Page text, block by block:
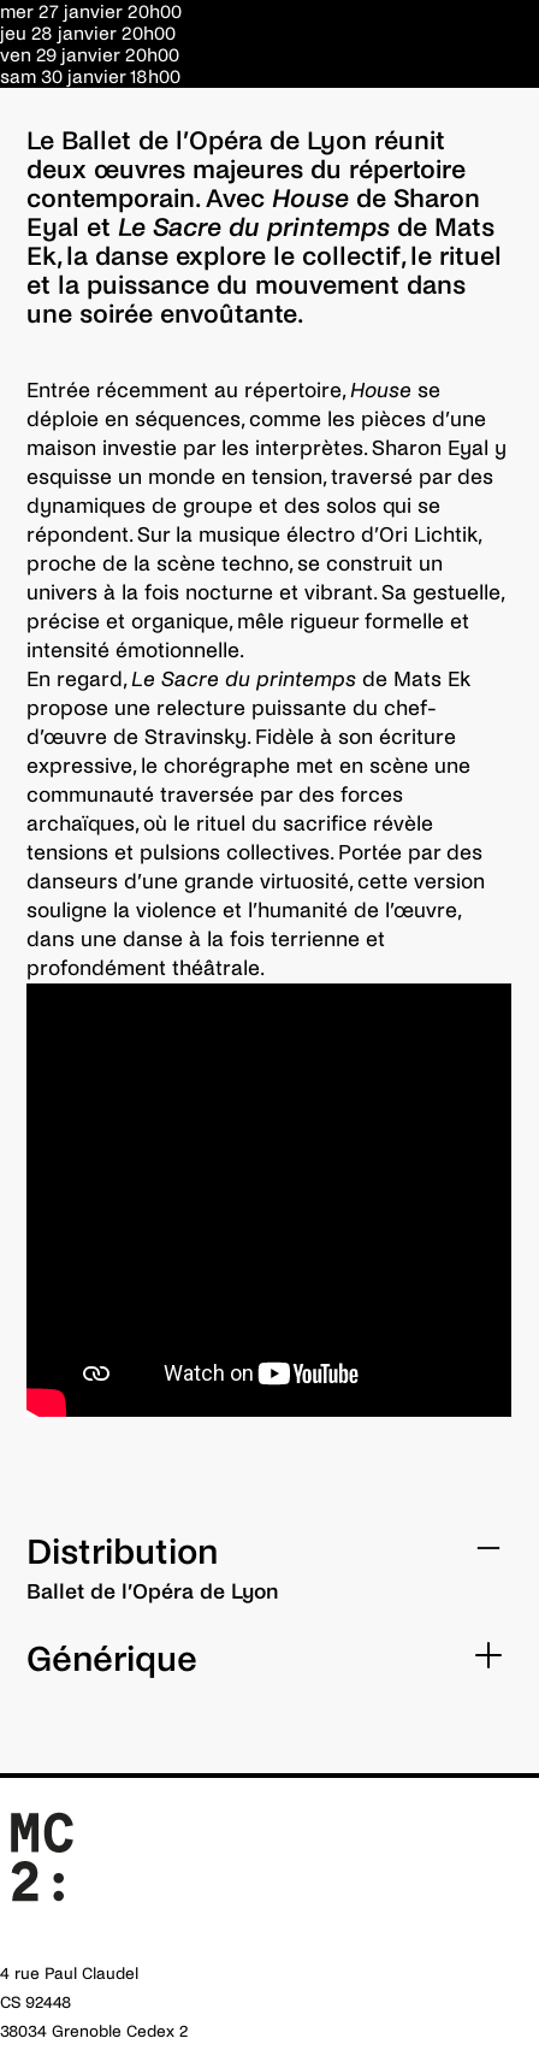
mer 27 janvier 20h00
jeu 28 janvier 20h00
ven 29 janvier 20h00
sam 30 janvier18h00
Le Ballet de l’Opéra de Lyon réunit
deux œuvres majeures du répertoire
contemporain. AvecHouse de Sharon
Eyal etLe Sacre du printemps de Mats
Ek, la danse explore le collectif, le rituel
et la puissance du mouvement dans
une soirée envoûtante.
Entrée récemment au répertoire,House se
déploie en séquences, comme les pièces d’une
maison investie par les interprètes. Sharon Eyal y
esquisse un monde en tension, traversé par des
dynamiques de groupe et des solos qui se
répondent. Sur la musique électro d’Ori Lichtik,
proche de la scène techno, se construit un
univers à la fois nocturne et vibrant. Sa gestuelle,
précise et organique, mêle rigueur formelle et
intensité émotionnelle.
En regard,Le Sacre du printemps de Mats Ek
propose une relecture puissante du chef-
d’œuvre de Stravinsky. Fidèle à son écriture
expressive, le chorégraphe met en scène une
communauté traversée par des forces
archaïques, où le rituel du sacrifice révèle
tensions et pulsions collectives. Portée par des
danseurs d’une grande virtuosité, cette version
souligne la violence et l’humanité de l’œuvre,
dans une danse à la fois terrienne et
profondément théâtrale.
Distribution
Ballet de l’Opéra de Lyon
Générique
Company, 2011
Recréation pour le
Ballet de l’Opéra de
Lyon
Production
Sharon Eyal
Assistant
Sadler’s Wells, Londres
4 rue Paul Claudel
CS 92448
38034 Grenoble Cedex 2